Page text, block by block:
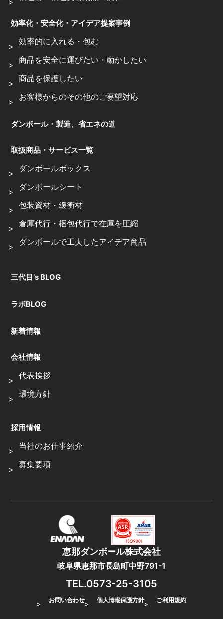
効率化・安全化・アイデア提案事例
効率的に入れる・包む
商品を安全に運びたい・動かしたい
商品を保護したい
お客様からのその他のご要望対応
ダンボール・製造、省エネの道
取扱商品・サービス一覧
ダンボールボックス
ダンボールシート
包装資材・緩衝材
倉庫代行・梱包代行で在庫を圧縮
ダンボールで工夫したアイデア商品
三代目’s BLOG
ラボBLOG
新着情報
会社情報
代表挨拶
環境方針
採用情報
当社のお仕事紹介
募集要項
恵那ダンボール株式会社
岐阜県恵那市長島町中野791-1
TEL.0573-25-3105
お問い合わせ 個人情報保護方針 ご利用規約